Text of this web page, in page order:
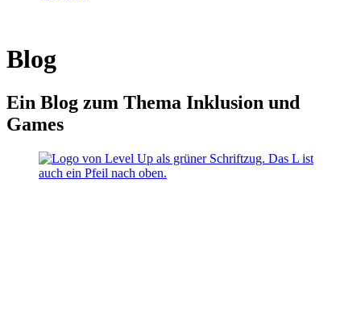
Blog
Ein Blog zum Thema Inklusion und
Games